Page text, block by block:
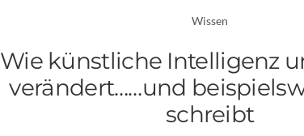
Wissen
Wie künstliche Intelligenz
verändert……und
schreibt